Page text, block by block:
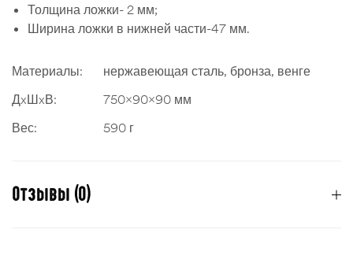
Толщина ложки- 2 мм;
Ширина ложки в нижней части-47 мм.
Материалы:
нержавеющая сталь, бронза, венге
ДxШxВ:
750x90x90 мм
Вес:
590 г
Отзывы (0)